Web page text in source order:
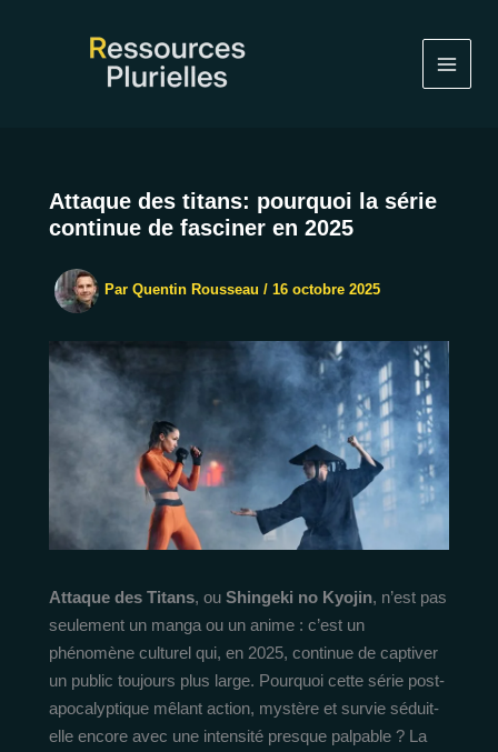
Attaque des titans: pourquoi la série
continue de fasciner en 2025
Par Quentin Rousseau / 16 octobre 2025
Attaque des Titans, ou Shingeki no Kyojin, n’est pas
seulement un manga ou un anime : c’est un
phénomène culturel qui, en 2025, continue de captiver
un public toujours plus large. Pourquoi cette série post-
apocalyptique mêlant action, mystère et survie séduit-
elle encore avec une intensité presque palpable ? La